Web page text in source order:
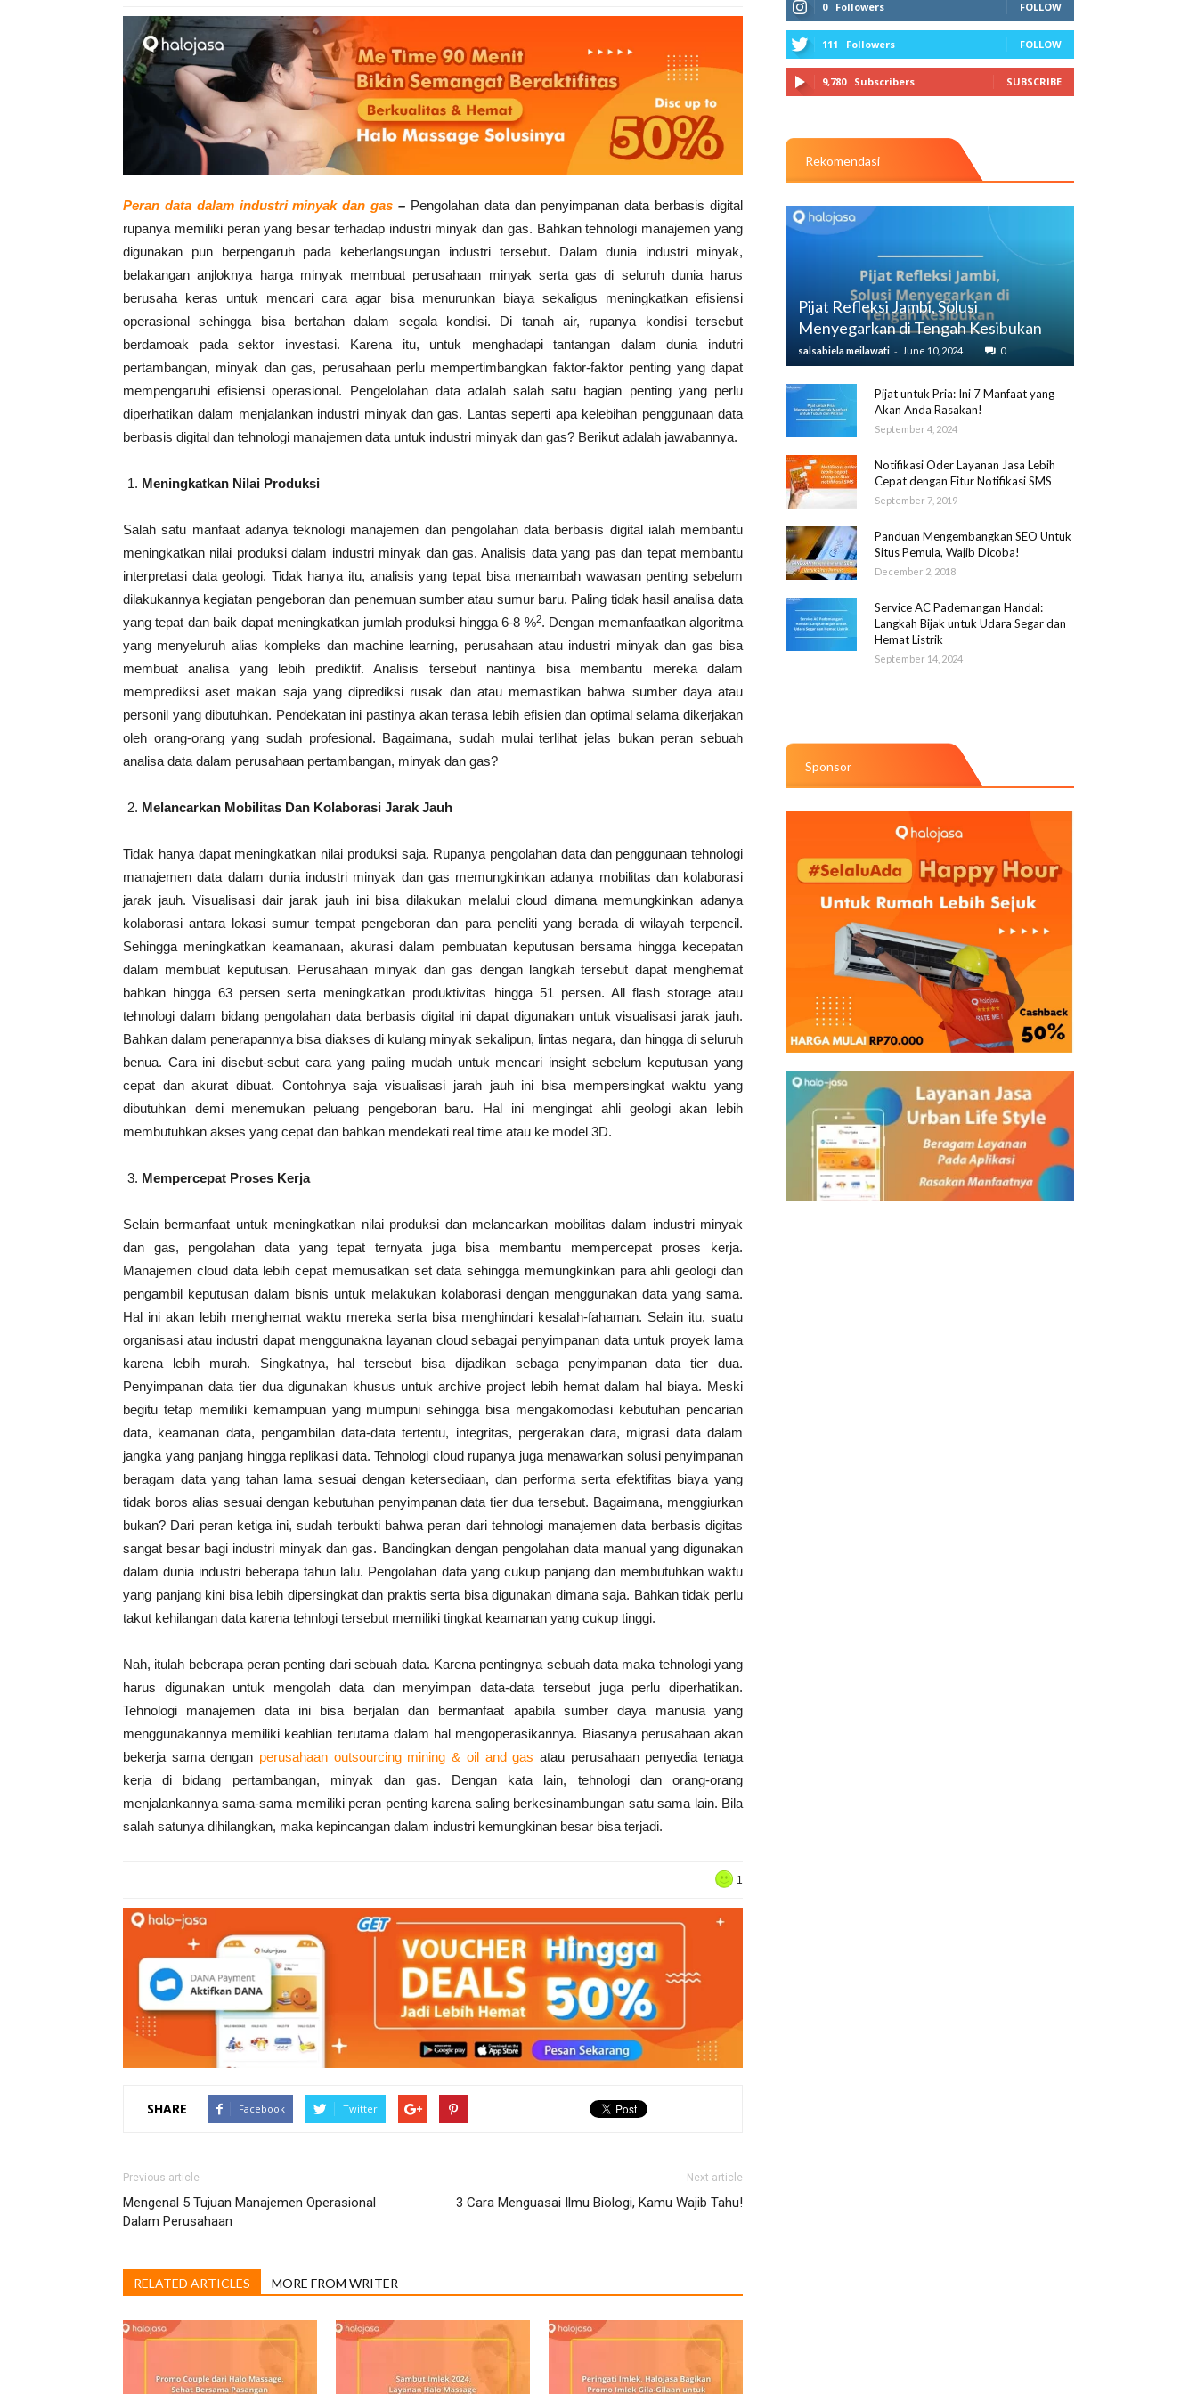
Peran data dalam industri minyak dan gas – Pengolahan data dan penyimpanan data berbasis digital
rupanya memiliki peran yang besar terhadap industri minyak dan gas. Bahkan tehnologi manajemen yang
digunakan pun berpengaruh pada keberlangsungan industri tersebut. Dalam dunia industri minyak,
belakangan anjloknya harga minyak membuat perusahaan minyak serta gas di seluruh dunia harus
berusaha keras untuk mencari cara agar bisa menurunkan biaya sekaligus meningkatkan efisiensi
operasional sehingga bisa bertahan dalam segala kondisi. Di tanah air, rupanya kondisi tersebut
berdamoak pada sektor investasi. Karena itu, untuk menghadapi tantangan dalam dunia indutri
pertambangan, minyak dan gas, perusahaan perlu mempertimbangkan faktor-faktor penting yang dapat
mempengaruhi efisiensi operasional. Pengelolahan data adalah salah satu bagian penting yang perlu
diperhatikan dalam menjalankan industri minyak dan gas. Lantas seperti apa kelebihan penggunaan data
berbasis digital dan tehnologi manajemen data untuk industri minyak dan gas? Berikut adalah jawabannya.
Meningkatkan Nilai Produksi
Salah satu manfaat adanya teknologi manajemen dan pengolahan data berbasis digital ialah membantu
meningkatkan nilai produksi dalam industri minyak dan gas. Analisis data yang pas dan tepat membantu
interpretasi data geologi. Tidak hanya itu, analisis yang tepat bisa menambah wawasan penting sebelum
dilakukannya kegiatan pengeboran dan penemuan sumber atau sumur baru. Paling tidak hasil analisa data
yang tepat dan baik dapat meningkatkan jumlah produksi hingga 6-8 %2. Dengan memanfaatkan algoritma
yang menyeluruh alias kompleks dan machine learning, perusahaan atau industri minyak dan gas bisa
membuat analisa yang lebih prediktif. Analisis tersebut nantinya bisa membantu mereka dalam
memprediksi aset makan saja yang diprediksi rusak dan atau memastikan bahwa sumber daya atau
personil yang dibutuhkan. Pendekatan ini pastinya akan terasa lebih efisien dan optimal selama dikerjakan
oleh orang-orang yang sudah profesional. Bagaimana, sudah mulai terlihat jelas bukan peran sebuah
analisa data dalam perusahaan pertambangan, minyak dan gas?
Melancarkan Mobilitas Dan Kolaborasi Jarak Jauh
Tidak hanya dapat meningkatkan nilai produksi saja. Rupanya pengolahan data dan penggunaan tehnologi
manajemen data dalam dunia industri minyak dan gas memungkinkan adanya mobilitas dan kolaborasi
jarak jauh. Visualisasi dair jarak jauh ini bisa dilakukan melalui cloud dimana memungkinkan adanya
kolaborasi antara lokasi sumur tempat pengeboran dan para peneliti yang berada di wilayah terpencil.
Sehingga meningkatkan keamanaan, akurasi dalam pembuatan keputusan bersama hingga kecepatan
dalam membuat keputusan. Perusahaan minyak dan gas dengan langkah tersebut dapat menghemat
bahkan hingga 63 persen serta meningkatkan produktivitas hingga 51 persen. All flash storage atau
tehnologi dalam bidang pengolahan data berbasis digital ini dapat digunakan untuk visualisasi jarak jauh.
Bahkan dalam penerapannya bisa diakses di kulang minyak sekalipun, lintas negara, dan hingga di seluruh
benua. Cara ini disebut-sebut cara yang paling mudah untuk mencari insight sebelum keputusan yang
cepat dan akurat dibuat. Contohnya saja visualisasi jarah jauh ini bisa mempersingkat waktu yang
dibutuhkan demi menemukan peluang pengeboran baru. Hal ini mengingat ahli geologi akan lebih
membutuhkan akses yang cepat dan bahkan mendekati real time atau ke model 3D.
Mempercepat Proses Kerja
Selain bermanfaat untuk meningkatkan nilai produksi dan melancarkan mobilitas dalam industri minyak
dan gas, pengolahan data yang tepat ternyata juga bisa membantu mempercepat proses kerja.
Manajemen cloud data lebih cepat memusatkan set data sehingga memungkinkan para ahli geologi dan
pengambil keputusan dalam bisnis untuk melakukan kolaborasi dengan menggunakan data yang sama.
Hal ini akan lebih menghemat waktu mereka serta bisa menghindari kesalah-fahaman. Selain itu, suatu
organisasi atau industri dapat menggunakna layanan cloud sebagai penyimpanan data untuk proyek lama
karena lebih murah. Singkatnya, hal tersebut bisa dijadikan sebaga penyimpanan data tier dua.
Penyimpanan data tier dua digunakan khusus untuk archive project lebih hemat dalam hal biaya. Meski
begitu tetap memiliki kemampuan yang mumpuni sehingga bisa mengakomodasi kebutuhan pencarian
data, keamanan data, pengambilan data-data tertentu, integritas, pergerakan dara, migrasi data dalam
jangka yang panjang hingga replikasi data. Tehnologi cloud rupanya juga menawarkan solusi penyimpanan
beragam data yang tahan lama sesuai dengan ketersediaan, dan performa serta efektifitas biaya yang
tidak boros alias sesuai dengan kebutuhan penyimpanan data tier dua tersebut. Bagaimana, menggiurkan
bukan? Dari peran ketiga ini, sudah terbukti bahwa peran dari tehnologi manajemen data berbasis digitas
sangat besar bagi industri minyak dan gas. Bandingkan dengan pengolahan data manual yang digunakan
dalam dunia industri beberapa tahun lalu. Pengolahan data yang cukup panjang dan membutuhkan waktu
yang panjang kini bisa lebih dipersingkat dan praktis serta bisa digunakan dimana saja. Bahkan tidak perlu
takut kehilangan data karena tehnlogi tersebut memiliki tingkat keamanan yang cukup tinggi.
Nah, itulah beberapa peran penting dari sebuah data. Karena pentingnya sebuah data maka tehnologi yang
harus digunakan untuk mengolah data dan menyimpan data-data tersebut juga perlu diperhatikan.
Tehnologi manajemen data ini bisa berjalan dan bermanfaat apabila sumber daya manusia yang
menggunakannya memiliki keahlian terutama dalam hal mengoperasikannya. Biasanya perusahaan akan
bekerja sama dengan perusahaan outsourcing mining & oil and gas atau perusahaan penyedia tenaga
kerja di bidang pertambangan, minyak dan gas. Dengan kata lain, tehnologi dan orang-orang
menjalankannya sama-sama memiliki peran penting karena saling berkesinambungan satu sama lain. Bila
salah satunya dihilangkan, maka kepincangan dalam industri kemungkinan besar bisa terjadi.
1
SHARE Facebook Twitter
Previous article
Mengenal 5 Tujuan Manajemen Operasional
Dalam Perusahaan
Next article
3 Cara Menguasai Ilmu Biologi, Kamu Wajib Tahu!
RELATED ARTICLES MORE FROM WRITER
0 Followers FOLLOW
111 Followers FOLLOW
9,780 Subscribers SUBSCRIBE
Rekomendasi
Pijat Refleksi Jambi, Solusi
Menyegarkan di Tengah Kesibukan
salsabiela meilawati - June 10, 2024 0
Pijat untuk Pria: Ini 7 Manfaat yang
Akan Anda Rasakan!
September 4, 2024
Notifikasi Oder Layanan Jasa Lebih
Cepat dengan Fitur Notifikasi SMS
September 7, 2019
Panduan Mengembangkan SEO Untuk
Situs Pemula, Wajib Dicoba!
December 2, 2018
Service AC Pademangan Handal:
Langkah Bijak untuk Udara Segar dan
Hemat Listrik
September 14, 2024
Sponsor